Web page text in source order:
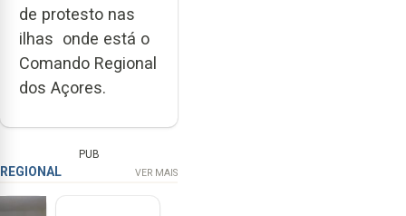
de protesto nas
ilhas onde está o
Comando Regional
dos Açores.
PUB
REGIONAL VER MAIS